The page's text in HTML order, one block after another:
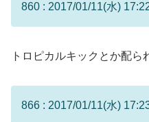
860 : 2017/01/11(水)
トロピカルキックとか配ら
866 : 2017/01/11(水)